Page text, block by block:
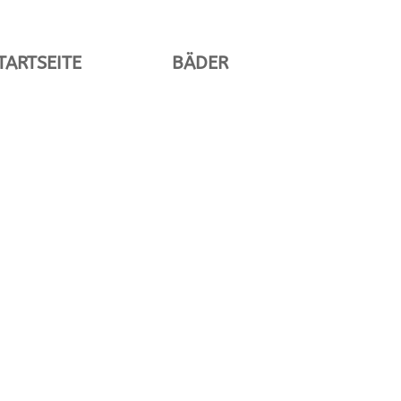
BÄDER